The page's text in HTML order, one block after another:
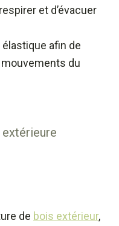
et d’évacuer
afin de
du
de bois extérieur,